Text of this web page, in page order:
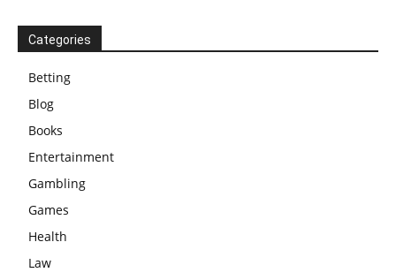
Categories
Betting
Blog
Books
Entertainment
Gambling
Games
Health
Law